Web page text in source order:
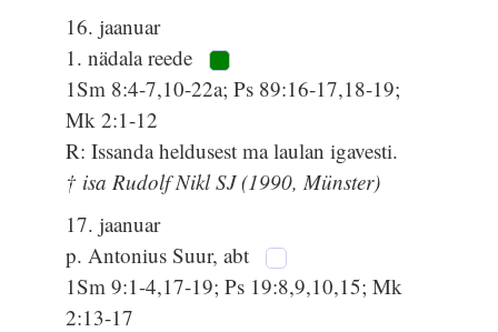
16. jaanuar
1. nädala reede
1Sm 8:4-7,10-22a; Ps 89:16-17,18-19;
Mk 2:1-12
R: Issanda heldusest ma laulan igavesti.
† isa Rudolf Nikl SJ (1990, Münster)
17. jaanuar
p. Antonius Suur, abt
1Sm 9:1-4,17-19; Ps 19:8,9,10,15; Mk
2:13-17